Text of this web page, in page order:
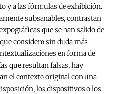
y a las fórmulas de exhibición.
subsanables, contrastan
que se han salido de
considero sin duda más
en forma de
que resultan falsas, hay
el contexto original con una
los dispositivos o los